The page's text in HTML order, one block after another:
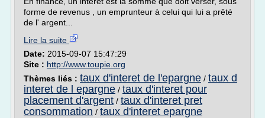
forme de revenus , un emprunteur à celui qui lui a prêté
de l' argent...
Lire la suite
Date: 2015-09-07 15:47:29
Site : http://www.toupie.org
Thèmes liés : taux d'interet de l'epargne / taux d
interet de l epargne / taux d'interet pour
placement d'argent / taux d'interet pret
consommation / taux d'interet epargne